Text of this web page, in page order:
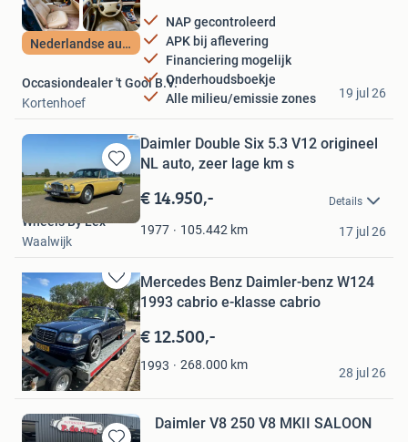
Nederlandse auto
NAP gecontroleerd
APK bij aflevering
Financiering mogelijk
Onderhoudsboekje
Alle milieu/emissie zones
Occasiondealer 't Gooi B.V.
Kortenhoef
19 jul 26
Bewaren
in
Mijn
Favorieten
Daimler Double Six 5.3 V12 origineel
NL auto, zeer lage km s
€ 14.950,- Details
1977 105.442 km
Wheels By Lex
Waalwijk
17 jul 26
Bewaren
in
Mijn
Favorieten
Mercedes Benz Daimler-benz W124
1993 cabrio e-klasse cabrio
€ 12.500,-
1993 268.000 km
M.J.
Zwaanshoek
28 jul 26
Daimler V8 250 V8 MKII SALOON